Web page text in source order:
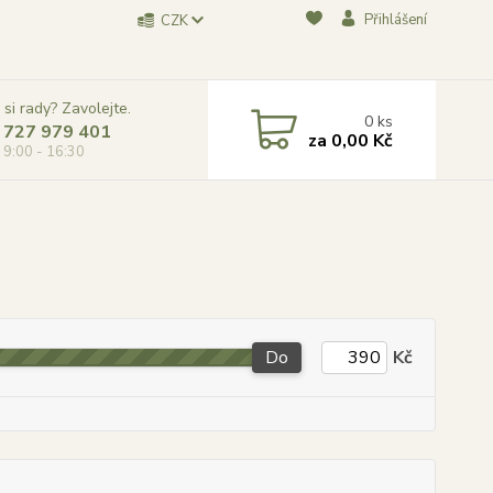
CZK Přihlášení
rady? Zavolejte.
979 401
9:00 - 16:30
0ks
za 0,00 Kč
Do Kč